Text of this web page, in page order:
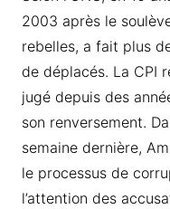
2003 après le
rebelles, a fait plus
de déplacés. La CPI
jugé depuis des
son renversement.
semaine dernière,
le processus de
l’attention des